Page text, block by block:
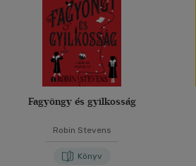
Fagyöngy és gyilkosság
Robin Stevens
Könyv